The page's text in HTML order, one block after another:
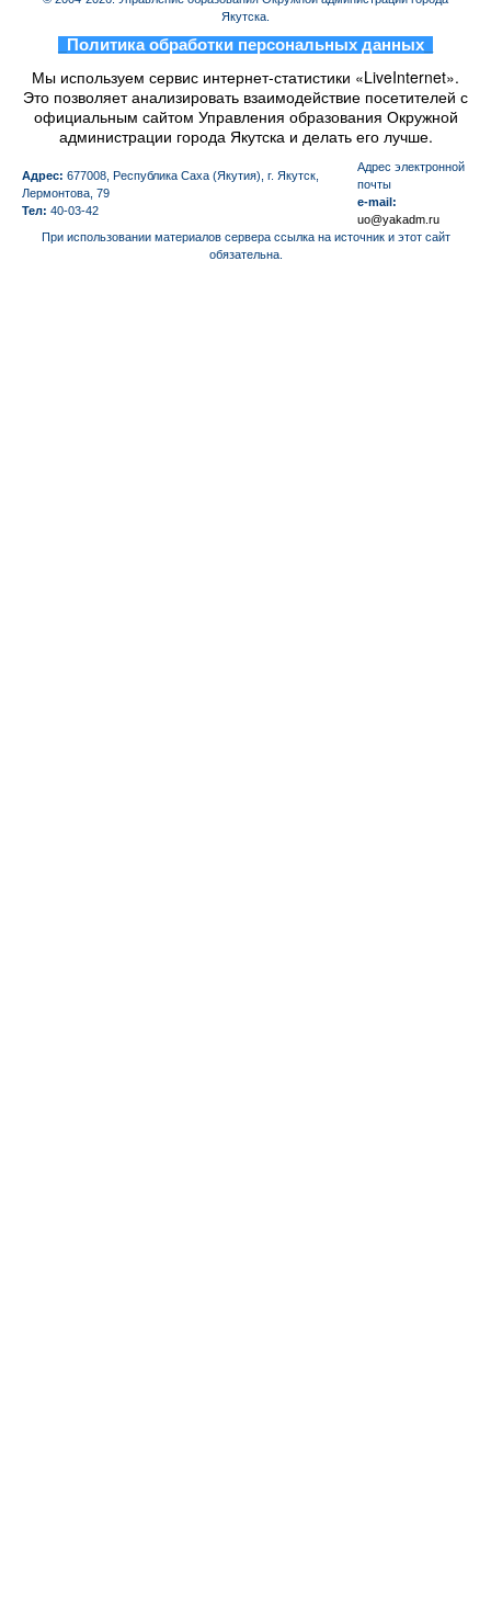
Якутска.
Политика обработки персональных данных
Мы используем сервис интернет-статистики «LiveInternet».
Это позволяет анализировать взаимодействие посетителей с
официальным сайтом Управления образования Окружной
администрации города Якутска и делать его лучше.
Адрес: 677008, Республика Саха (Якутия), г. Якутск,
Лермонтова, 79
Тел: 40-03-42
Aдрес электронной
почты
e-mail:
uo@yakadm.ru
При использовании материалов сервера ссылка на источник и этот сайт
обязательна.